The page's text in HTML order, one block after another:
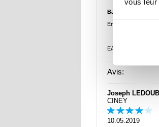
Batterie d'Origine
Emballage:
EAN: 5712579762498
Avis:
Joseph
CINEY
10.05.2019